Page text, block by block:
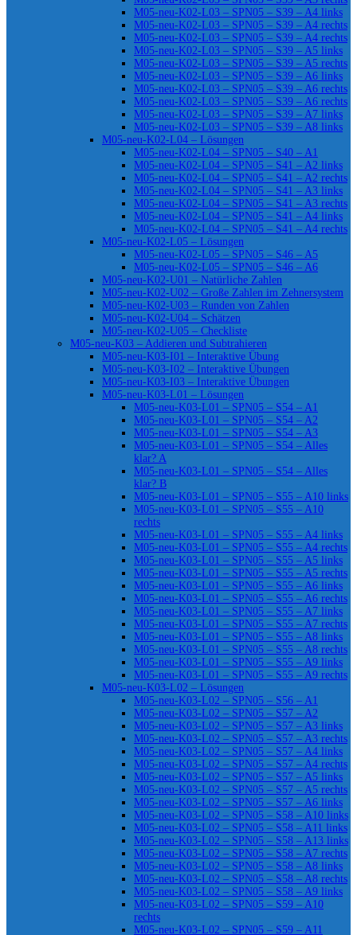
M05-neu-K02-L03 – SPN05 – S39 – A4 links
M05-neu-K02-L03 – SPN05 – S39 – A4 rechts
M05-neu-K02-L03 – SPN05 – S39 – A4 rechts
M05-neu-K02-L03 – SPN05 – S39 – A5 links
M05-neu-K02-L03 – SPN05 – S39 – A5 rechts
M05-neu-K02-L03 – SPN05 – S39 – A6 links
M05-neu-K02-L03 – SPN05 – S39 – A6 rechts
M05-neu-K02-L03 – SPN05 – S39 – A6 rechts
M05-neu-K02-L03 – SPN05 – S39 – A7 links
M05-neu-K02-L03 – SPN05 – S39 – A8 links
M05-neu-K02-L04 – Lösungen
M05-neu-K02-L04 – SPN05 – S40 – A1
M05-neu-K02-L04 – SPN05 – S41 – A2 links
M05-neu-K02-L04 – SPN05 – S41 – A2 rechts
M05-neu-K02-L04 – SPN05 – S41 – A3 links
M05-neu-K02-L04 – SPN05 – S41 – A3 rechts
M05-neu-K02-L04 – SPN05 – S41 – A4 links
M05-neu-K02-L04 – SPN05 – S41 – A4 rechts
M05-neu-K02-L05 – Lösungen
M05-neu-K02-L05 – SPN05 – S46 – A5
M05-neu-K02-L05 – SPN05 – S46 – A6
M05-neu-K02-U01 – Natürliche Zahlen
M05-neu-K02-U02 – Große Zahlen im Zehnersystem
M05-neu-K02-U03 – Runden von Zahlen
M05-neu-K02-U04 – Schätzen
M05-neu-K02-U05 – Checkliste
M05-neu-K03 – Addieren und Subtrahieren
M05-neu-K03-I01 – Interaktive Übung
M05-neu-K03-I02 – Interaktive Übungen
M05-neu-K03-I03 – Interaktive Übungen
M05-neu-K03-L01 – Lösungen
M05-neu-K03-L01 – SPN05 – S54 – A1
M05-neu-K03-L01 – SPN05 – S54 – A2
M05-neu-K03-L01 – SPN05 – S54 – A3
M05-neu-K03-L01 – SPN05 – S54 – Alles
klar? A
M05-neu-K03-L01 – SPN05 – S54 – Alles
klar? B
M05-neu-K03-L01 – SPN05 – S55 – A10 links
M05-neu-K03-L01 – SPN05 – S55 – A10
rechts
M05-neu-K03-L01 – SPN05 – S55 – A4 links
M05-neu-K03-L01 – SPN05 – S55 – A4 rechts
M05-neu-K03-L01 – SPN05 – S55 – A5 links
M05-neu-K03-L01 – SPN05 – S55 – A5 rechts
M05-neu-K03-L01 – SPN05 – S55 – A6 links
M05-neu-K03-L01 – SPN05 – S55 – A6 rechts
M05-neu-K03-L01 – SPN05 – S55 – A7 links
M05-neu-K03-L01 – SPN05 – S55 – A7 rechts
M05-neu-K03-L01 – SPN05 – S55 – A8 links
M05-neu-K03-L01 – SPN05 – S55 – A8 rechts
M05-neu-K03-L01 – SPN05 – S55 – A9 links
M05-neu-K03-L01 – SPN05 – S55 – A9 rechts
M05-neu-K03-L02 – Lösungen
M05-neu-K03-L02 – SPN05 – S56 – A1
M05-neu-K03-L02 – SPN05 – S57 – A2
M05-neu-K03-L02 – SPN05 – S57 – A3 links
M05-neu-K03-L02 – SPN05 – S57 – A3 rechts
M05-neu-K03-L02 – SPN05 – S57 – A4 links
M05-neu-K03-L02 – SPN05 – S57 – A4 rechts
M05-neu-K03-L02 – SPN05 – S57 – A5 links
M05-neu-K03-L02 – SPN05 – S57 – A5 rechts
M05-neu-K03-L02 – SPN05 – S57 – A6 links
M05-neu-K03-L02 – SPN05 – S58 – A10 links
M05-neu-K03-L02 – SPN05 – S58 – A11 links
M05-neu-K03-L02 – SPN05 – S58 – A13 links
M05-neu-K03-L02 – SPN05 – S58 – A7 rechts
M05-neu-K03-L02 – SPN05 – S58 – A8 links
M05-neu-K03-L02 – SPN05 – S58 – A8 rechts
M05-neu-K03-L02 – SPN05 – S58 – A9 links
M05-neu-K03-L02 – SPN05 – S59 – A10
rechts
M05-neu-K03-L02 – SPN05 – S59 – A11